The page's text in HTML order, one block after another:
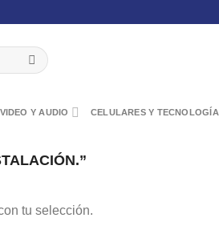
Y AUDIO CELULARES Y TECNOLOGÍA
tu selección.